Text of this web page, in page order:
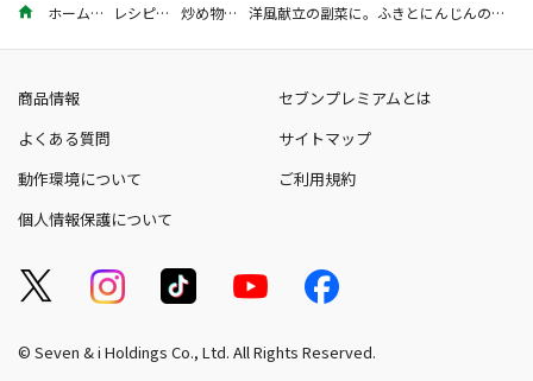
ホーム レシピ 炒め物 洋風献立の副菜に。ふきとにんじんのカレーコンソメ炒めのレシピ
商品情報
セブンプレミアムとは
よくある質問
サイトマップ
動作環境について
ご利用規約
個人情報保護について
© Seven & i Holdings Co., Ltd. All Rights Reserved.